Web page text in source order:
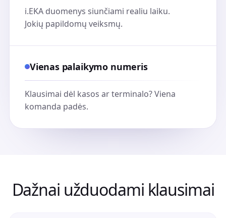
i.EKA duomenys siunčiami realiu laiku.
Jokių papildomų veiksmų.
Vienas palaikymo numeris
Klausimai dėl kasos ar terminalo? Viena
komanda padės.
Dažnai užduodami klausimai